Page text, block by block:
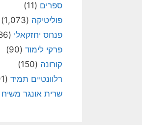
ספרים (11)
פוליטיקה (1,073)
פנחס יחזקאלי (1,986)
פרקי לימוד (90)
קורונה (150)
רלוונטיים תמיד (4,091)
שרית אונגר משיח